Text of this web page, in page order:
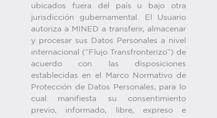
ubicados fuera del país u bajo otra
jurisdicción gubernamental. El Usuario
autoriza a MINED a transferir, almacenar
y procesar sus Datos Personales a nivel
internacional (“Flujo Transfronterizo”) de
acuerdo con las disposiciones
establecidas en el Marco Normativo de
Protección de Datos Personales, para lo
cual manifiesta su consentimiento
previo, informado, libre, expreso e